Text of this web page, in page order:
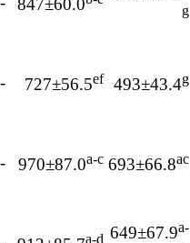
g
847±60.0
493±43.4g
727±56.5ef
-18
693±66.8ac
970±87.0a-c
-13
649±67.9a-
a-d